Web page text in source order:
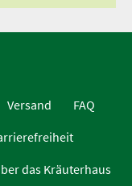
Versand
FAQ
das Kräuterhaus